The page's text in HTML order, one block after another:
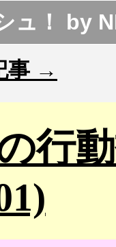
ュ！ by
事 →
行